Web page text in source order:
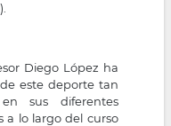
Diego López ha
este deporte tan
sus diferentes
a lo largo del curso